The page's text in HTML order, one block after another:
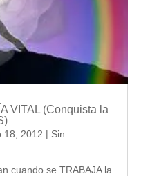
VITAL (Conquista la
18, 2012 | Sin
cuando se TRABAJA la